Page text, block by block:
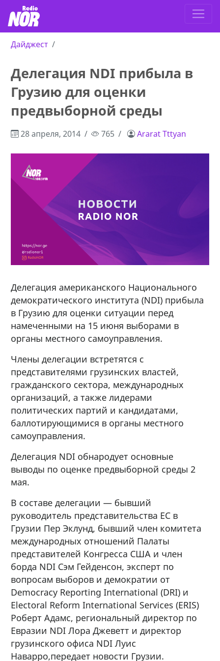
Дайджест
Делегация NDI прибыла в
Грузию для оценки
предвыборной среды
28 апреля, 2014 765 Ararat Tttyan
Делегация американского Национального
демократического института (NDI) прибыла
в Грузию для оценки ситуации перед
намеченными на 15 июня выборами в
органы местного самоуправления.
Члены делегации встретятся с
представителями грузинских властей,
гражданского сектора, международных
организаций, а также лидерами
политических партий и кандидатами,
баллотирующимися в органы местного
самоуправления.
Делегация NDI обнародует основные
выводы по оценке предвыборной среды 2
мая.
В составе делегации — бывший
руководитель представительства ЕС в
Грузии Пер Эклунд, бывший член комитета
международных отношений Палаты
представителей Конгресса США и член
борда NDI Сэм Гейденсон, эксперт по
вопросам выборов и демократии от
Democracy Reporting International (DRI) и
Electoral Reform International Services (ERIS)
Роберт Адамс, региональный директор по
Евразии NDI Лора Джеветт и директор
грузинского офиса NDI Луис
Наварро,передает новости Грузии.